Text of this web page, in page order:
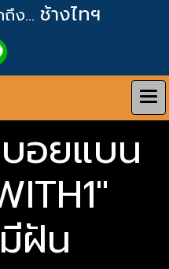
ง... ช้างไทฯ
อยแบน
ฝัน